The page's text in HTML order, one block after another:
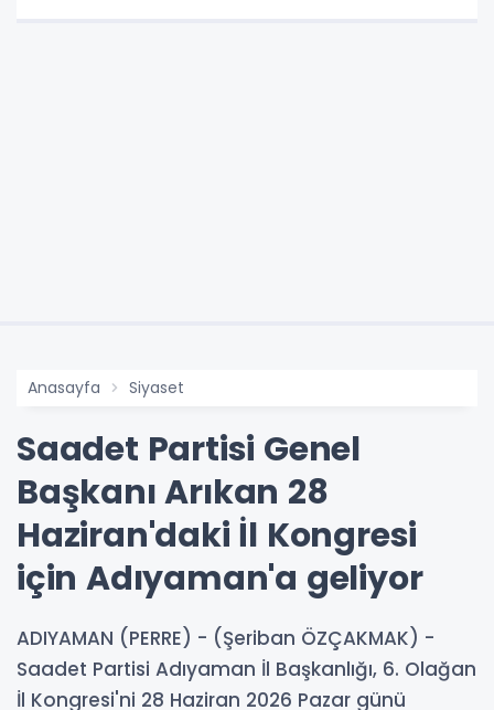
Anasayfa Siyaset
Saadet Partisi Genel
Başkanı Arıkan 28
Haziran'daki İl Kongresi
için Adıyaman'a geliyor
ADIYAMAN (PERRE) - (Şeriban ÖZÇAKMAK) -
Saadet Partisi Adıyaman İl Başkanlığı, 6. Olağan
İl Kongresi'ni 28 Haziran 2026 Pazar günü